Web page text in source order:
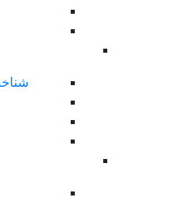
قدرشناسی
نظم و مسولییت پذیری
تقویت هوش هیجانی
(خشم،اضطراب و...)
کودک سوگوار
کودک طلاق
خودباوری و اعتماد به نفس
کتابهای وقت خواب
چالشهای خواب